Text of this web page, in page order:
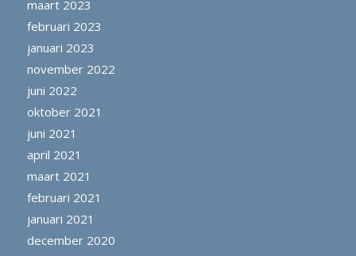
maart 2023
februari 2023
januari 2023
november 2022
juni 2022
oktober 2021
juni 2021
april 2021
maart 2021
februari 2021
januari 2021
december 2020